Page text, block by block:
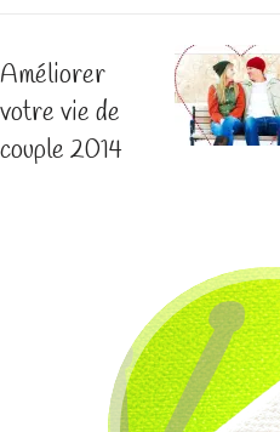
Améliorer
votre vie de
couple 2014